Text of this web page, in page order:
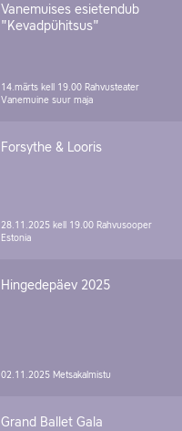
Vanemuises esietendub
"Kevadpühitsus"
14.märts kell 19.00 Rahvusteater
Vanemuine suur maja
Forsythe & Looris
28.11.2025 kell 19.00 Rahvusooper
Estonia
Hingedepäev 2025
02.11.2025 Metsakalmistu
Grand Ballet Gala